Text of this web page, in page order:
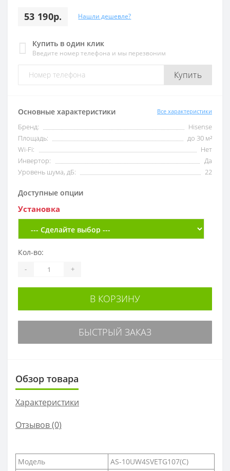
53 190р. Нашли дешевле?
Купить в один клик
Введите номер телефона и мы перезвоним
Купить
Основные характеристики Все характеристики
Бренд:
Hisense
Площадь:
до 30 м²
Wi-Fi:
Нет
Инвертор:
Да
Уровень шума, дБ:
22
Доступные опции
Установка
Кол-во:
- +
В КОРЗИНУ
БЫСТРЫЙ ЗАКАЗ
Обзор товара
Характеристики
Отзывов (0)
Модель
AS-10UW4SVETG107(C)